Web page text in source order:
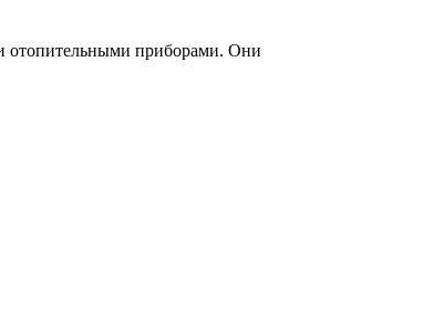
отопительными приборами. Они